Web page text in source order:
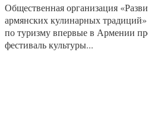
Общественная организация
армянских кулинарных
по туризму впервые в Армении
фестиваль культуры...